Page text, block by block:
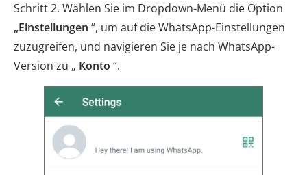
Schritt 2. Wählen Sie im Dropdown-Menü die Option
„Einstellungen “, um auf die WhatsApp-Einstellungen
zuzugreifen, und navigieren Sie je nach WhatsApp-
Version zu „ Konto “.